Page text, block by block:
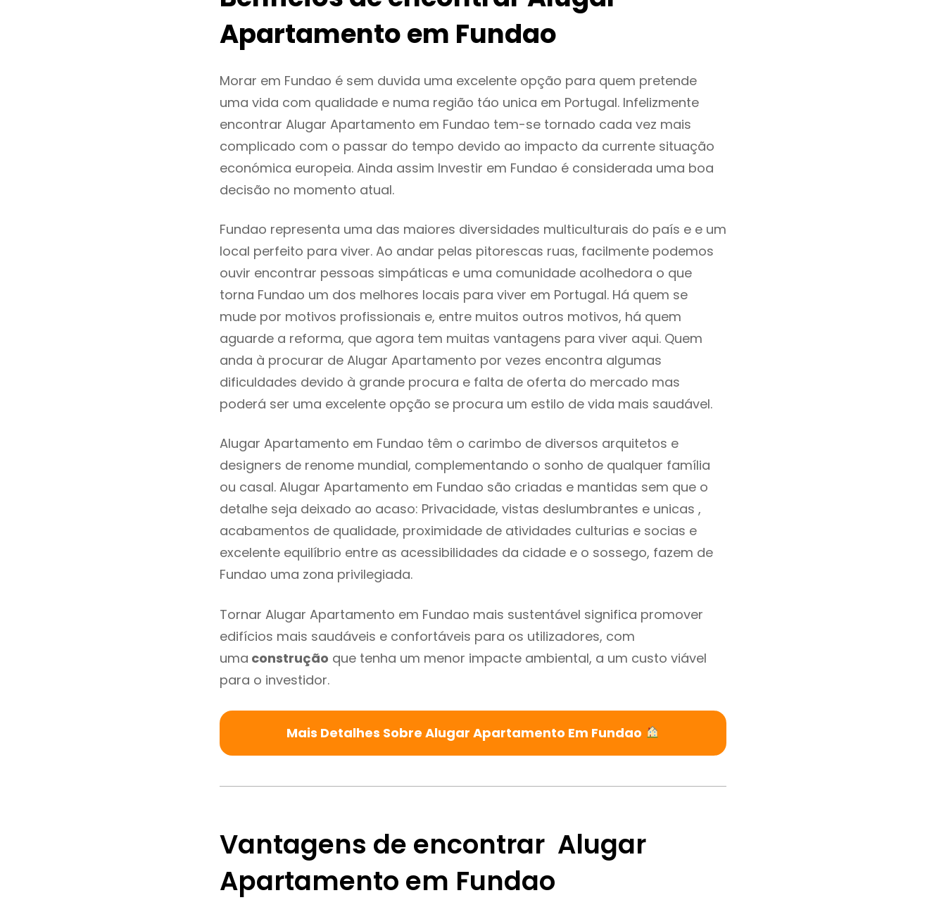
Apartamento em Fundao
Morar em Fundao é sem duvida uma excelente opção para quem pretende
uma vida com qualidade e numa região táo unica em Portugal. Infelizmente
encontrar Alugar Apartamento em Fundao tem-se tornado cada vez mais
complicado com o passar do tempo devido ao impacto da currente situação
económica europeia. Ainda assim Investir em Fundao é considerada uma boa
decisão no momento atual.
Fundao representa uma das maiores diversidades multiculturais do país e e um
local perfeito para viver. Ao andar pelas pitorescas ruas, facilmente podemos
ouvir encontrar pessoas simpáticas e uma comunidade acolhedora o que
torna Fundao um dos melhores locais para viver em Portugal. Há quem se
mude por motivos profissionais e, entre muitos outros motivos, há quem
aguarde a reforma, que agora tem muitas vantagens para viver aqui. Quem
anda à procurar de Alugar Apartamento por vezes encontra algumas
dificuldades devido à grande procura e falta de oferta do mercado mas
poderá ser uma excelente opção se procura um estilo de vida mais saudável.
Alugar Apartamento em Fundao têm o carimbo de diversos arquitetos e
designers de renome mundial, complementando o sonho de qualquer família
ou casal. Alugar Apartamento em Fundao são criadas e mantidas sem que o
detalhe seja deixado ao acaso: Privacidade, vistas deslumbrantes e unicas ,
acabamentos de qualidade, proximidade de atividades culturias e socias e
excelente equilíbrio entre as acessibilidades da cidade e o sossego, fazem de
Fundao uma zona privilegiada.
Tornar Alugar Apartamento em Fundao mais sustentável significa promover
edifícios mais saudáveis e confortáveis para os utilizadores, com
uma construção que tenha um menor impacte ambiental, a um custo viável
para o investidor.
Mais Detalhes Sobre Alugar Apartamento Em Fundao
Vantagens de encontrar Alugar
Apartamento em Fundao